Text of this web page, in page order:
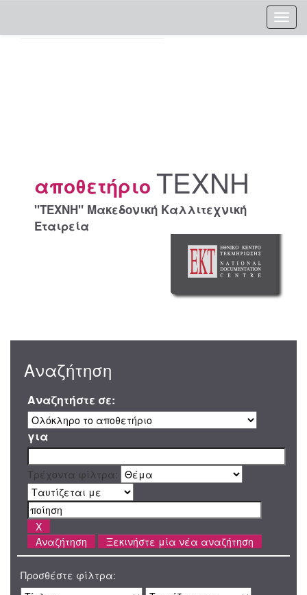
αποθετήριο ΤΕΧΝΗ
"ΤΕΧΝΗ" Μακεδονική Καλλιτεχνική
Εταιρεία
Αναζήτηση
Αναζητήστε σε:
για
Τρέχοντα φίλτρα:
Ξεκινήστε μία νέα αναζήτηση
Προσθέστε φίλτρα: